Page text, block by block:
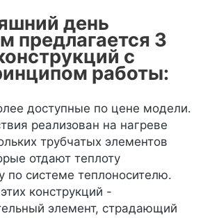
день
предлагается 3
с
работы:
доступные по цене модели.
реализован на нагреве
трубчатых элементов
отдают теплоту
по системе теплоносителю.
конструкций -
элемент, страдающий